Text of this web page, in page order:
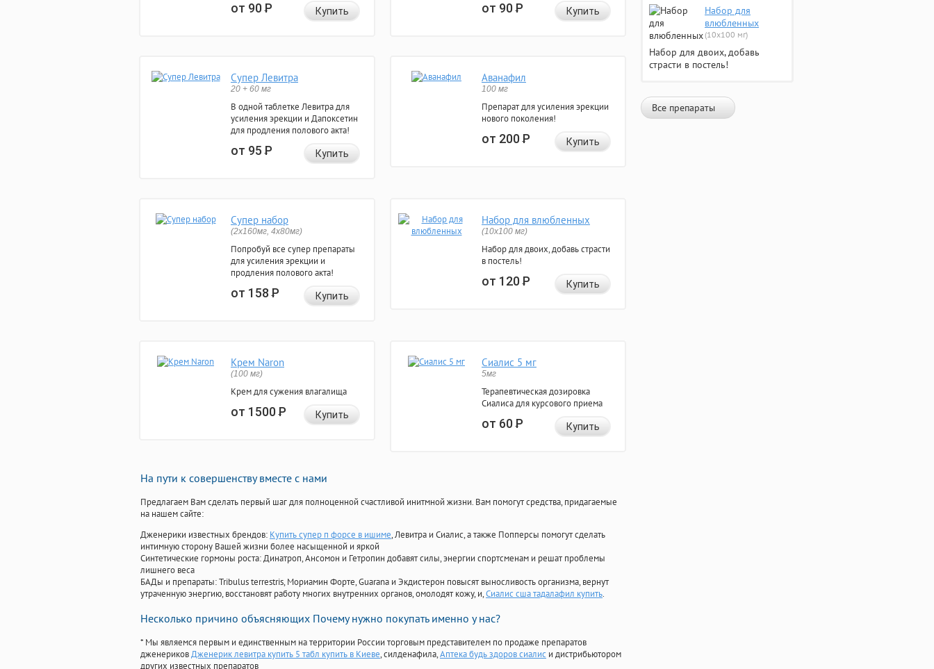
от 90Р Купить от 90Р Купить
Супер Левитра
20 + 60 мг
В одной таблетке Левитра для
усиления эрекции и Дапоксетин
для продления полового акта!
от 95Р Купить
Аванафил
100 мг
Препарат для усиления эрекции
нового поколения!
от 200Р Купить
Супер набор
(2х160мг, 4х80мг)
Попробуй все супер препараты
для усиления эрекции и
продления полового акта!
от 158Р Купить
Набор для влюбленных
(10х100 мг)
Набор для двоих, добавь страсти
в постель!
от 120Р Купить
Крем Naron
(100 мг)
Крем для сужения влагалища
от 1500Р Купить
Сиалис 5 мг
5мг
Терапевтическая дозировка
Сиалиса для курсового приема
от 60Р Купить
На пути к совершенству вместе с нами
Предлагаем Вам сделать первый шаг для полноценной счастливой инитмной жизни. Вам помогут средства, придагаемые
на нашем сайте:
Дженерики известных брендов: Купить супер п форсе в ишиме, Левитра и Сиалис, а также Попперсы помогут сделать
интимную сторону Вашей жизни более насыщенной и яркой
Синтетические гормоны роста: Динатроп, Ансомон и Гетропин добавят силы, энергии спортсменам и решат проблемы
лишнего веса
БАДы и препараты:Tribulus terrestris, Мориамин Форте, Guarana и Экдистерон повысят выносливость организма, вернут
утраченную энергию, восстановят работу многих внутренних органов, омолодят кожу, и,Сиалис сша тадалафил купить.
Несколько причино объясняющих Почему нужно покупать именно у нас?
* Мы являемся первым и единственным на территории России торговым представителем по продаже препаратов
дженериковДженерик левитра купить 5 табл купить в Киеве, силденафила,Аптека будь здоров сиалис и дистрибьютором
других известных препаратов
Набор для
влюбленных
(10х100 мг)
Набор для двоих, добавь
страсти в постель!
Все препараты